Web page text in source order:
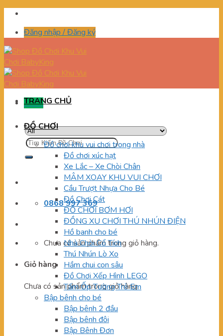
Skip
contentĐăng nhập / Đăng ký
Menu
Tìm
kiếm:
0868 997 369
Chưa có sản phẩm trong giỏ hàng.
Giỏ hàng
Chưa có sản phẩm trong giỏ hàng.
TRANG CHỦ
ĐỒ CHƠI
Đồ chơi khu vui chơi trong nhà
Đồ chơi xúc hạt
Xe Lắc – Xe Chòi Chân
MÂM XOAY KHU VUI CHƠI
Cầu Trượt Nhựa Cho Bé
Đồ Chơi Cát
ĐỒ CHƠI BƠM HƠI
ĐỒNG XU CHƠI THÚ NHÚN ĐIỆN
Hồ banh cho bé
Nhà Chòi Cổ Tích
Thú Nhún Lò Xo
Hầm chui con sâu
Đồ Chơi Xếp Hình LEGO
Tấm Ốp Tường Trẻ Em
Bập bênh cho bé
Bập bênh 2 đầu
Bập bênh đôi
Bập Bênh Đơn